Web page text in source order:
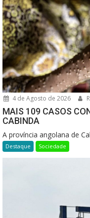
4 de Agosto de 2026
MAIS 109 CASOS
CABINDA
A província angolana de
Destaque Sociedade